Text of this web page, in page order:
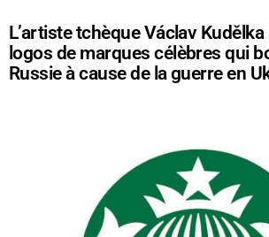
L’artiste tchèque Václav
logos de marques célèbres qui
Russie à cause de la guerre en